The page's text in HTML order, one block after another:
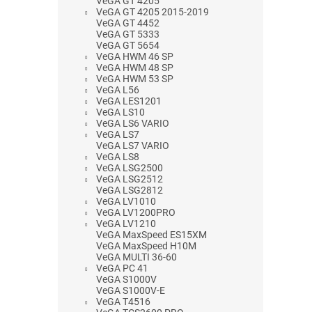
VeGA GT 4205 2015-2019
VeGA GT 4452
VeGA GT 5333
VeGA GT 5654
VeGA HWM 46 SP
VeGA HWM 48 SP
VeGA HWM 53 SP
VeGA L56
VeGA LES1201
VeGA LS10
VeGA LS6 VARIO
VeGA LS7
VeGA LS7 VARIO
VeGA LS8
VeGA LSG2500
VeGA LSG2512
VeGA LSG2812
VeGA LV1010
VeGA LV1200PRO
VeGA LV1210
VeGA MaxSpeed ES15XM
VeGA MaxSpeed H10M
VeGA MULTI 36-60
VeGA PC 41
VeGA S1000V
VeGA S1000V-E
VeGA T4516